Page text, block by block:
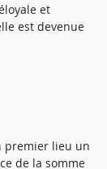
et
est devenue
premier lieu un
de la somme